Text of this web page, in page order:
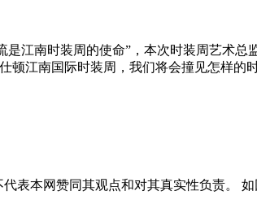
江南时装周的使命”，本次时装周艺术总
顿江南国际时装周，我们将会撞见怎样的
表本网赞同其观点和对其真实性负责。